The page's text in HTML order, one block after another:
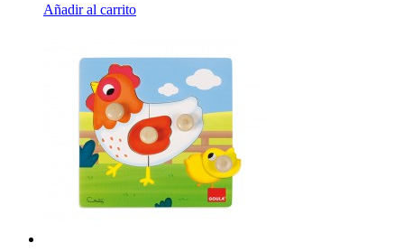
Añadir al carrito